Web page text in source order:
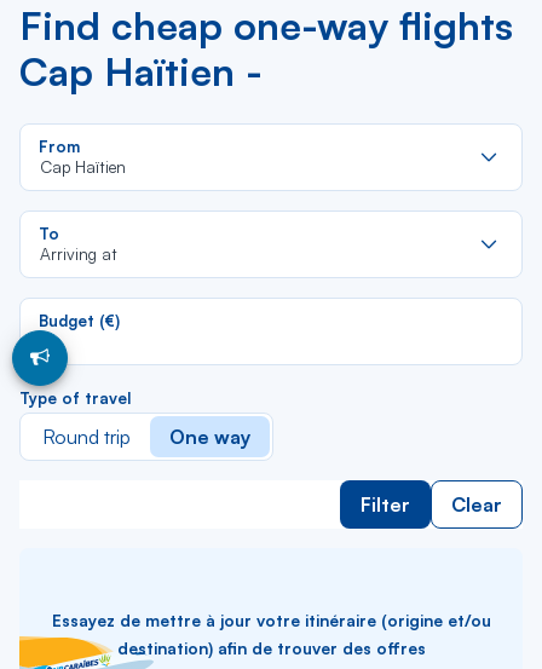
Find cheap one-way flights
Cap Haïtien -
From
Cap Haïtien
To
Arriving at
Budget (€)
Type of travel
Round trip One way
Filter Clear
Essayez de mettre à jour votre itinéraire (origine et/ou
destination) afin de trouver des offres